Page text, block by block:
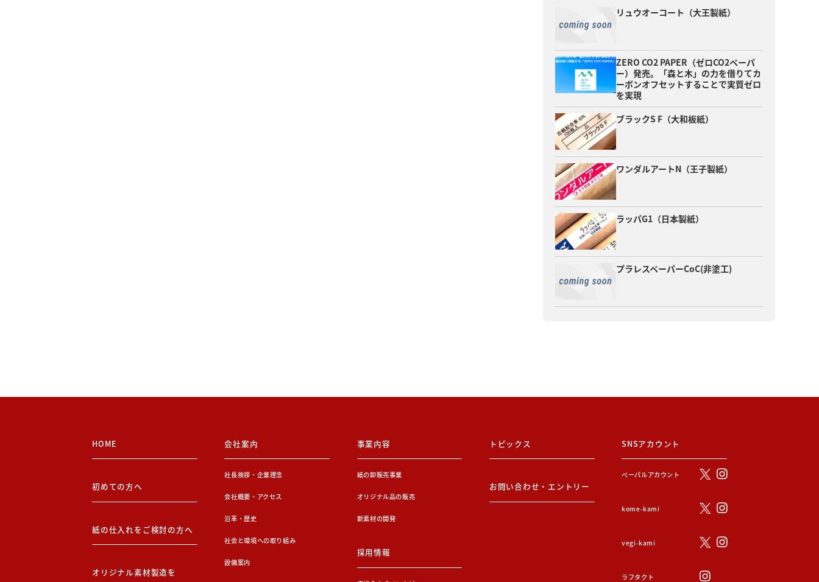
リュウオーコート（大王製紙）
ZERO CO2 PAPER（ゼロCO2ペーパ
ー）発売。「森と木」の力を借りてカ
ーボンオフセットすることで実質ゼロ
を実現
ブラックS F（大和板紙）
ワンダルアートN（王子製紙）
ラッパG1（日本製紙）
プラレスペーパーCoC(非塗工)
HOME
初めての方へ
紙の仕入れをご検討の方へ
オリジナル素材製造を
会社案内
社長挨拶・企業理念
会社概要・アクセス
沿革・歴史
社会と環境への取り組み
設備案内
事業内容
紙の卸販売事業
オリジナル品の販売
新素材の開発
採用情報
トピックス
お問い合わせ・エントリー
SNSアカウント
ぺーパルアカウント
kome-kami
vegi-kami
ラフタクト